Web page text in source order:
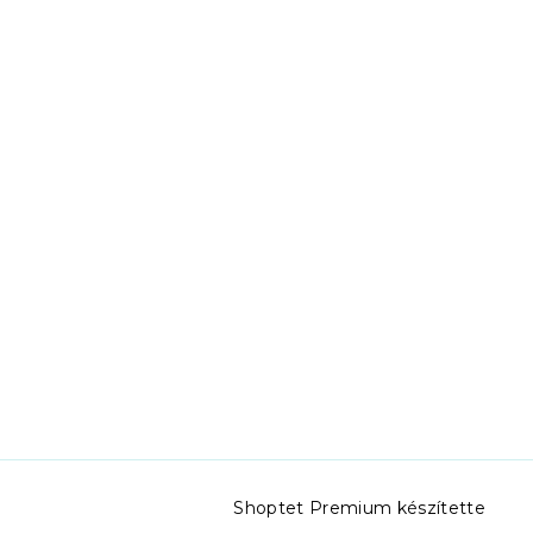
Shoptet Premium készítette